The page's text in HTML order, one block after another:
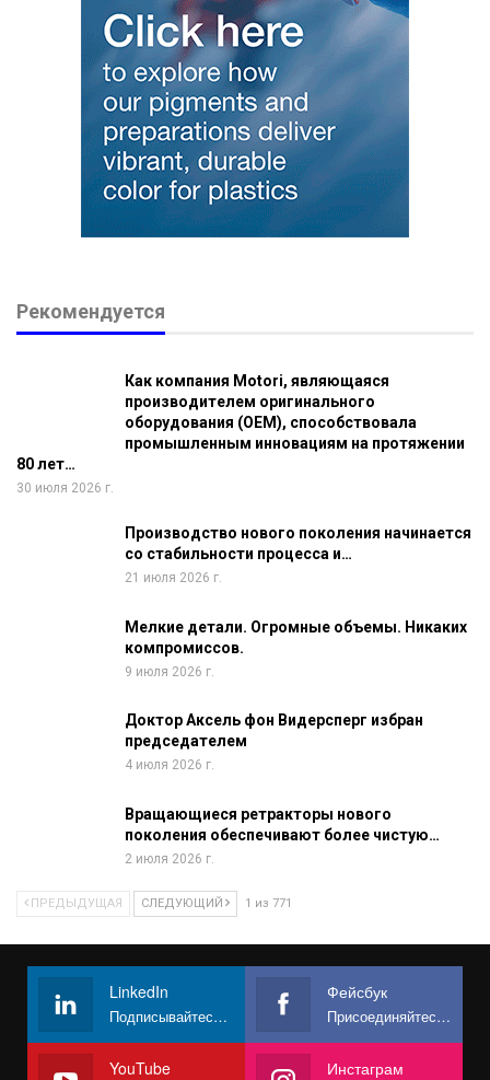
Рекомендуется
Как компания Motori, являющаяся
производителем оригинального
оборудования (OEM), способствовала
промышленным инновациям на протяжении
80 лет…
30 июля 2026 г.
Производство нового поколения начинается
со стабильности процесса и…
21 июля 2026 г.
Мелкие детали. Огромные объемы. Никаких
компромиссов.
9 июля 2026 г.
Доктор Аксель фон Видерсперг избран
председателем
4 июля 2026 г.
Вращающиеся ретракторы нового
поколения обеспечивают более чистую…
2 июля 2026 г.
ПРЕДЫДУЩАЯ СЛЕДУЮЩИЙ 1 из 771
LinkedIn
Подписывайтесь на нас
Фейсбук
Присоединяйтесь к нам в Facebook
YouTube Инстаграм